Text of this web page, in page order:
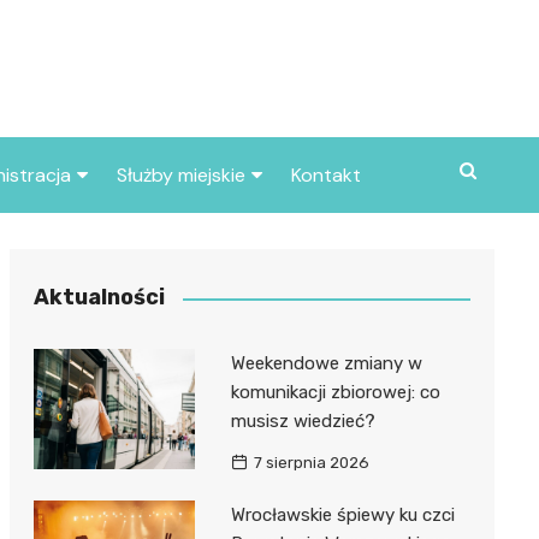
miasta
Służby miejskie
Policja
Kontakt
Aktualności
Weekendowe zmiany w
komunikacji zbiorowej: co
musisz wiedzieć?
7 sierpnia 2026
Wrocławskie śpiewy ku czci